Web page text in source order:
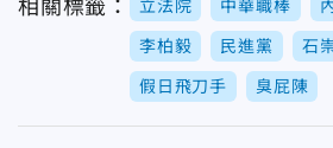
相關標籤： 立法院 中華職棒
李柏毅 民進黨 石
假日飛刀手 臭屁陳